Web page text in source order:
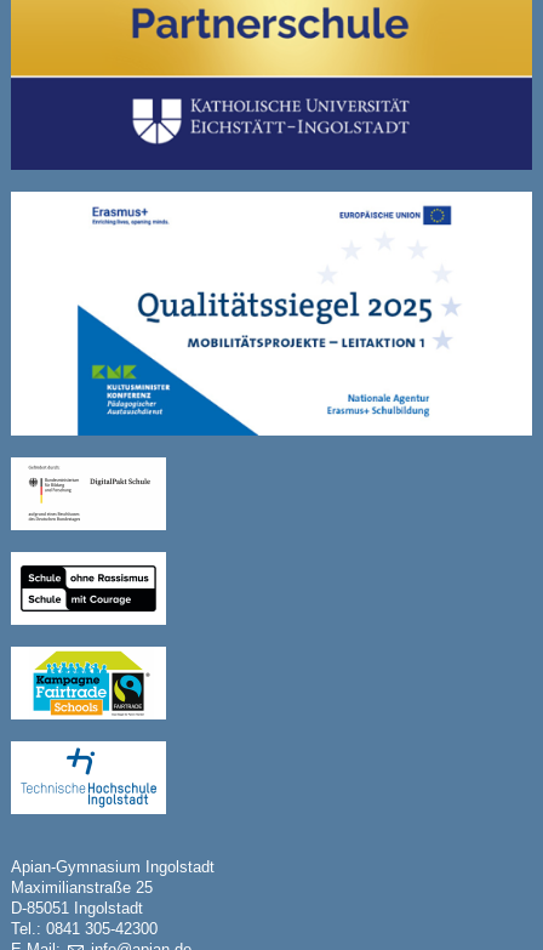
Apian-Gymnasium Ingolstadt
Maximilianstraße 25
D-85051 Ingolstadt
Tel.: 0841 305-42300